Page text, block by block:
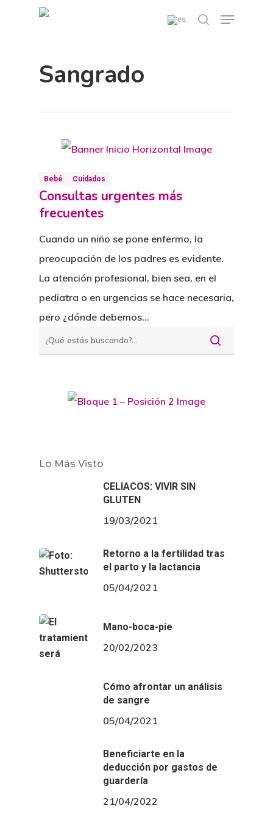
search
Menu
Sangrado
Bebé Cuidados
Consultas urgentes más
frecuentes
Cuando un niño se pone enfermo, la
preocupación de los padres es evidente.
La atención profesional, bien sea, en el
pediatra o en urgencias se hace necesaria,
pero ¿dónde debemos…
Lo Más Visto
CELIACOS: VIVIR SIN
GLUTEN
19/03/2021
Retorno a la fertilidad tras
el parto y la lactancia
05/04/2021
Mano-boca-pie
20/02/2023
Cómo afrontar un análisis
de sangre
05/04/2021
Beneficiarte en la
deducción por gastos de
guardería
21/04/2022